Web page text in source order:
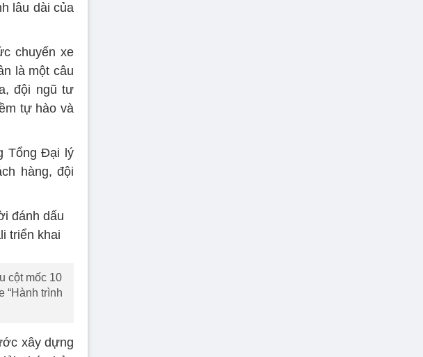
lâu dài của
chuyến xe
là một câu
đội ngũ tư
tự hào và
Tổng Đại lý
hàng, đội
cột mốc 10
“Hành trình
xây dựng